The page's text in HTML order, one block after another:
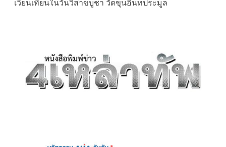
เวียนเทียนในวันวิสาขบูชา วัดขุนอินทประมูล